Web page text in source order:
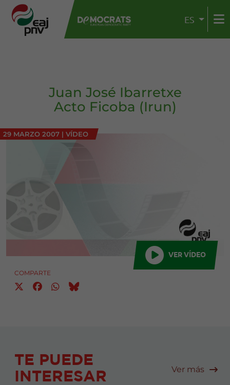
ES
Juan José Ibarretxe
Acto Ficoba (Irun)
29 MARZO 2007 | VÍDEO
VER VÍDEO
COMPARTE
TE PUEDE
INTERESAR
Ver más